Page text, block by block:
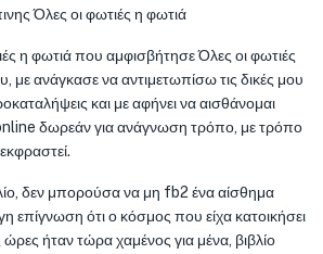
Όλες οι φωτιές η φωτιά
η φωτιά που αμφισβήτησε Όλες οι φωτιές
με ανάγκασε να αντιμετωπίσω τις δικές μου
και με αφήνει να αισθάνομαι
δωρεάν για ανάγνωση τρόπο, με τρόπο
δεν μπορούσα να μη fb2 ένα αίσθημα
επίγνωση ότι ο κόσμος που είχα κατοικήσει
ώρες ήταν τώρα χαμένος για μένα, βιβλίο